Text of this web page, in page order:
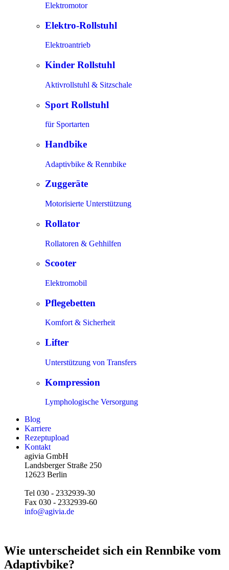
Elektromotor
Elektro-Rollstuhl
Elektroantrieb
Kinder Rollstuhl
Aktivrollstuhl & Sitzschale
Sport Rollstuhl
für Sportarten
Handbike
Adaptivbike & Rennbike
Zuggeräte
Motorisierte Unterstützung
Rollator
Rollatoren & Gehhilfen
Scooter
Elektromobil
Pflegebetten
Komfort & Sicherheit
Lifter
Unterstützung von Transfers
Kompression
Lymphologische Versorgung
Blog
Karriere
Rezeptupload
Kontakt
agivia GmbH
Landsberger Straße 250
12623 Berlin
Tel 030 - 2332939-30
Fax 030 - 2332939-60
info@agivia.de
Wie unterscheidet sich ein Rennbike vom
Adaptivbike?